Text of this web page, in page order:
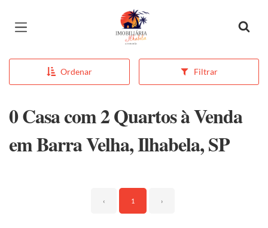
Página inicial
Ordenar Filtrar
0 Casa com 2 Quartos à Venda
em Barra Velha, Ilhabela, SP
‹ 1 ›